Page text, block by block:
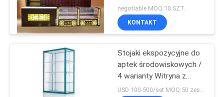
pudełku
negotiable MOQ:10 SZT.
KONTAKT
Stojaki ekspozycyjne do
aptek środowiskowych /
4 warianty Witryna z
zamykanym szkłem
USD 100-500/set MOQ:50 zestawów